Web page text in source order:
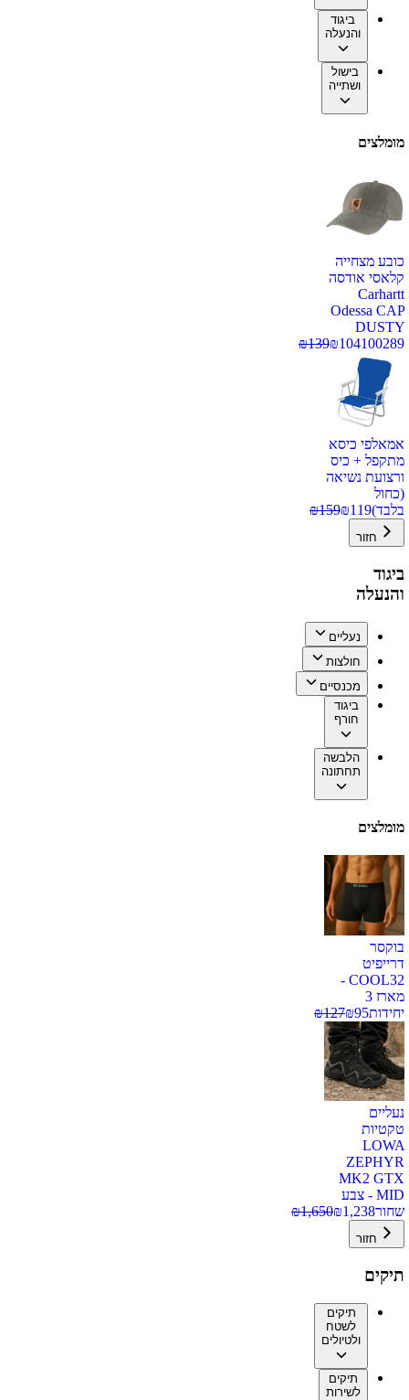
ביגוד
והנעלה
בישול
ושתייה
מומלצים
כובע מצחייה
קלאסי אודסה
Carhartt
Odessa CAP
DUSTY
100289
₪104
₪139
אמאלפי כיסא
מתקפל + כיס
ורצועת נשיאה
(כחול
בלבד)
₪119
₪159
חזור
ביגוד
והנעלה
נעליים
חולצות
מכנסיים
ביגוד
חורף
הלבשה
תחתונה
מומלצים
בוקסר
דרייפיט
COOL32 -
מארז 3
יחידות
₪95
₪127
נעליים
טקטיות
LOWA
ZEPHYR
MK2 GTX
MID - צבע
שחור
₪1,238
₪1,650
חזור
תיקים
תיקים
לשטח
ולטיולים
תיקים
לשירות